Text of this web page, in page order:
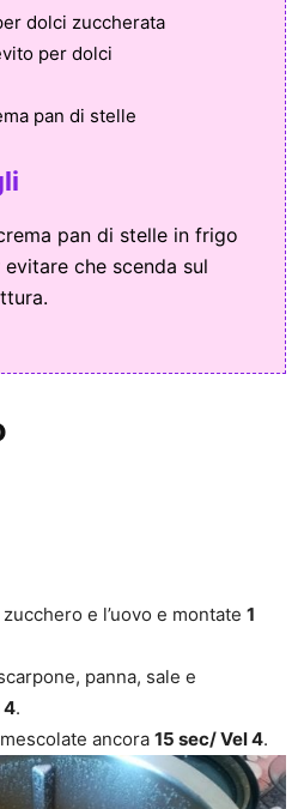
dolci zuccherata
per dolci
pan di stelle
pan di stelle in frigo
che scenda sul
e l’uovo e montate 1
panna, sale e
4.
ancora 15 sec/ Vel 4.